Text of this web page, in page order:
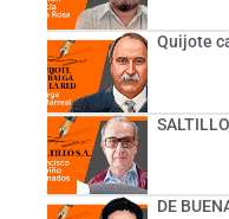
Quijote
DE